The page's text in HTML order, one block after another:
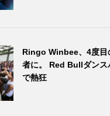
Ringo Winbee、4度目
者に。 Red Bullダンス
で熱狂